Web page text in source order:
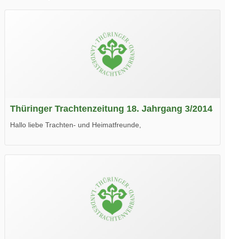
Thüringer Trachtenzeitung 18. Jahrgang 3/2014
Hallo liebe Trachten- und Heimatfreunde,
Wir wünschen Euch viel Spaß beim Lesen.